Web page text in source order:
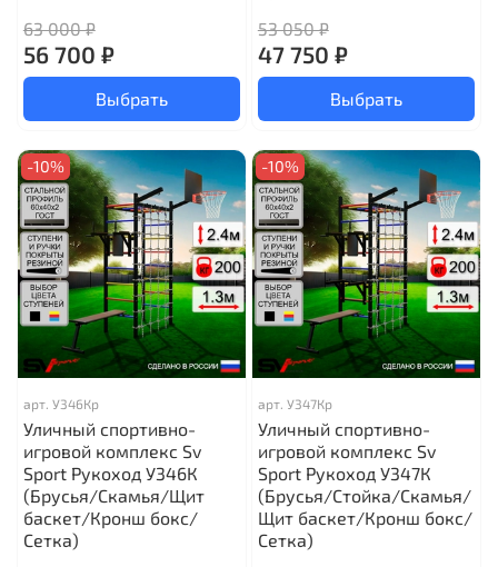
63 000 ₽
56 700 ₽
Выбрать
53 050 ₽
47 750 ₽
Выбрать
-10%
арт. У346Кр
Уличный спортивно-
игровой комплекс Sv
Sport Рукоход У346К
(Брусья/Скамья/Щит
баскет/Кронш бокс/
Сетка)
-10%
арт. У347Кр
Уличный спортивно-
игровой комплекс Sv
Sport Рукоход У347К
(Брусья/Стойка/Скамья/
Щит баскет/Кронш бокс/
Сетка)